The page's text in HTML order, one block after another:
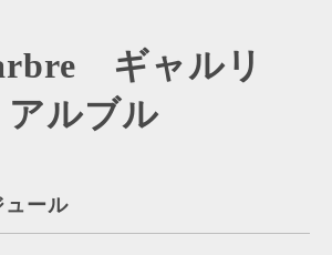
ギャルリ
アルブル
ュール